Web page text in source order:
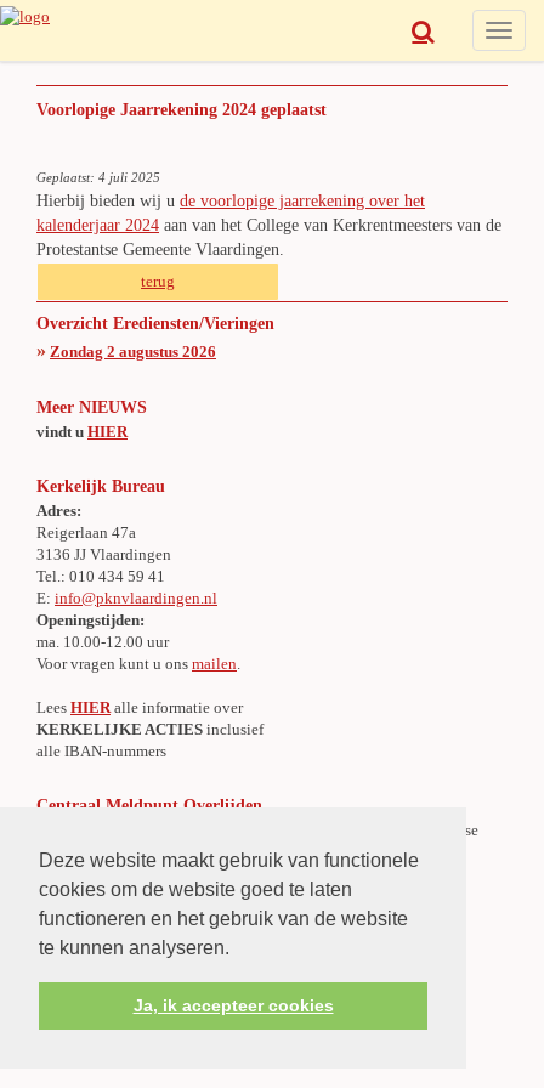
Deze website maakt gebruik van functionele
cookies om de website goed te laten
functioneren en het gebruik van de website
te kunnen analyseren.
Ja, ik accepteer cookies
Toggle
Voorlopige Jaarrekening 2024 geplaatst
Geplaatst: 4 juli 2025
Hierbij bieden wij u de voorlopige jaarrekening over het
kalenderjaar 2024 aan van het College van Kerkrentmeesters van de
Protestantse Gemeente Vlaardingen.
terug
Overzicht Erediensten/Vieringen
» Zondag 2 augustus 2026
Meer NIEUWS
vindt u HIER
Kerkelijk Bureau
Adres:
Reigerlaan 47a
3136 JJ Vlaardingen
Tel.: 010 434 59 41
E: info@pknvlaardingen.nl
Openingstijden:
ma. 10.00-12.00 uur
Voor vragen kunt u ons mailen.
Lees HIER alle informatie over
KERKELIJKE ACTIES inclusief
alle IBAN-nummers
Centraal Meldpunt Overlijden
Er is een Centraal Meldpunt Overlijden voor de gehele Protestantse
Gemeente te Vlaardingen.